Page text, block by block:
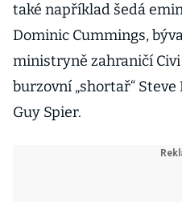
také například šedá
Dominic Cummings,
ministryně zahraničí
burzovní „shortař“
Guy Spier.